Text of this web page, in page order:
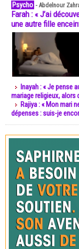
Psycho -Abdelnour
Farah : « J’ai
une autre fille
Inayah : « Je pense
mariage religieux, alors
Rajiya : « Mon mari
dépenses : suis-je